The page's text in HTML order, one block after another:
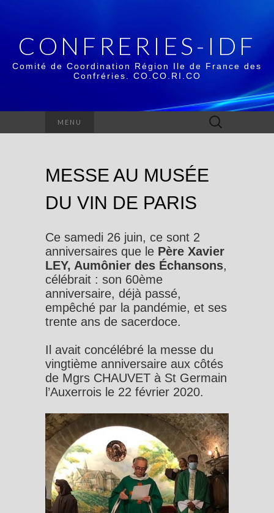
CONFRERIES-IDF
Comité de Coordination Région Ile de France des
Confréries. CO.CO.RI.CO
MENU Rechercher :
MESSE AU MUSÉE
DU VIN DE PARIS
Ce samedi 26 juin, ce sont 2
anniversaires que le Père Xavier
LEY, Aumônier des Échansons,
célébrait : son 60ème
anniversaire, déjà passé,
empêché par la pandémie, et ses
trente ans de sacerdoce.
Il avait concélébré la messe du
vingtième anniversaire aux côtés
de Mgrs CHAUVET à St Germain
l’Auxerrois le 22 février 2020.